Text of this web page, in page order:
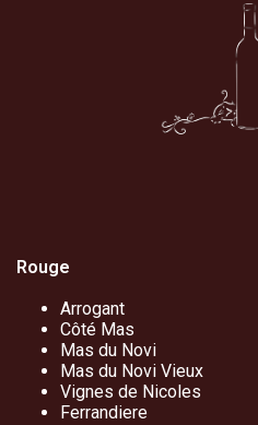
Rouge
Arrogant
Côté Mas
Mas du Novi
Mas du Novi Vieux
Vignes de Nicoles
Ferrandiere